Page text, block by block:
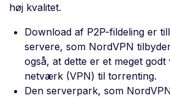
høj kvalitet.
Download af P2P-fildeling er
servere, som NordVPN
også, at dette er et meget
netværk (VPN) til torrenting.
Den serverpark, som